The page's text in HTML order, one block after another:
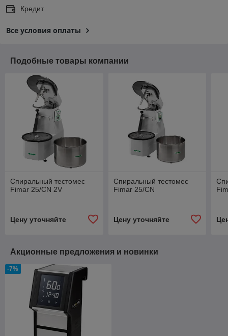
Кредит
Все условия оплаты
Подобные товары компании
Спиральный тестомес
Fimar 25/CN 2V
Цену уточняйте
Спиральный тестомес
Fimar 25/CN
Цену уточняйте
Акционные предложения и новинки
-7%